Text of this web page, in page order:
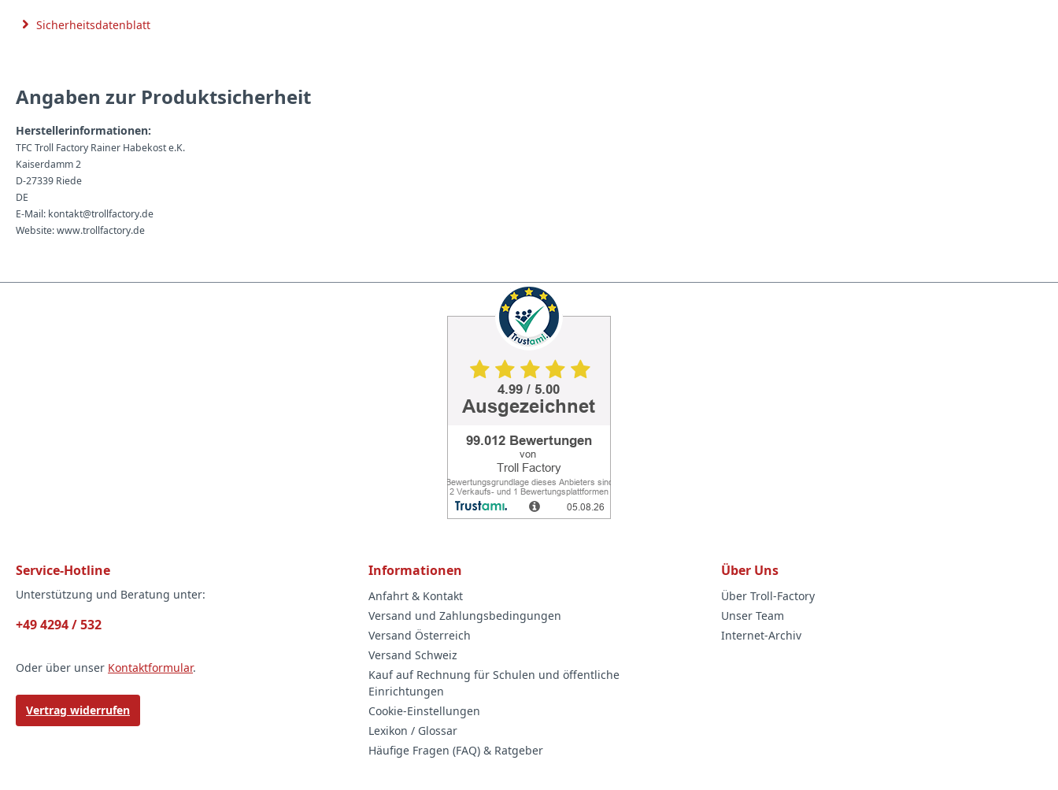
Sicherheitsdatenblatt
Angaben zur Produktsicherheit
Herstellerinformationen:
TFC Troll Factory Rainer Habekost e.K.
Kaiserdamm 2
D-27339 Riede
DE
E-Mail: kontakt@trollfactory.de
Website: www.trollfactory.de
Service-Hotline
Unterstützung und Beratung unter:
+49 4294 / 532
Oder über unser Kontaktformular.
Vertrag widerrufen
Informationen
Anfahrt & Kontakt
Versand und Zahlungsbedingungen
Versand Österreich
Versand Schweiz
Kauf auf Rechnung für Schulen und öffentliche
Einrichtungen
Cookie-Einstellungen
Lexikon / Glossar
Häufige Fragen (FAQ) & Ratgeber
Über Uns
Über Troll-Factory
Unser Team
Internet-Archiv